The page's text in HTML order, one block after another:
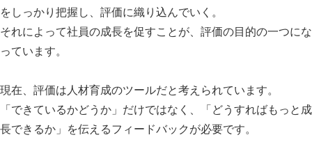
をしっかり把握し、評価に織り込んでいく。
それによって社員の成長を促すことが、評価の目的の一つにな
っています。
現在、評価は人材育成のツールだと考えられています。
「できているかどうか」だけではなく、「どうすればもっと成
長できるか」を伝えるフィードバックが必要です。